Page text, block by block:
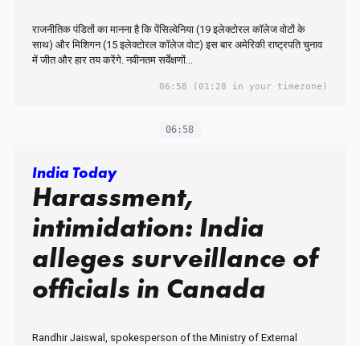
राजनीतिक पंडितों का मानना ​​है कि पेंसिल्वेनिया (19 इलेक्टोरल कॉलेज वोटों के
साथ) और मिशिगन (15 इलेक्टोरल कॉलेज वोट) इस बार अमेरिकी राष्ट्रपति चुनाव
में जीत और हार तय करेंगे. नवीनतम सर्वेक्षणों...
06:58 (01:28 in your timezone)
06:58
India Today
Harassment,
intimidation: India
alleges surveillance of
officials in Canada
Randhir Jaiswal, spokesperson of the Ministry of External